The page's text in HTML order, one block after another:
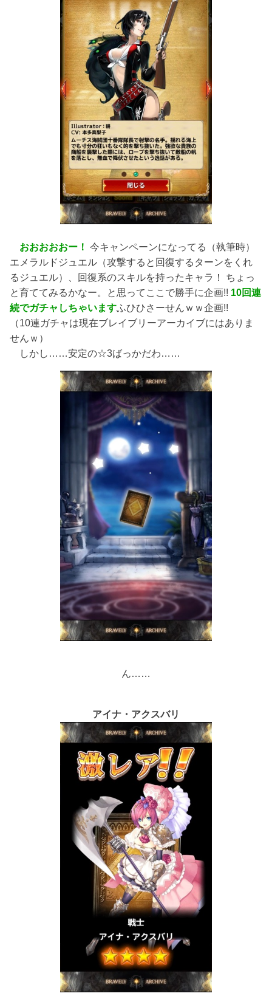
おおおおおー！ 今キャンペーンになってる（執筆時）
エメラルドジュエル（攻撃すると回復するターンをくれ
るジュエル）、回復系のスキルを持ったキャラ！ ちょっ
と育ててみるかなー。と思ってここで勝手に企画!! 10回連
続でガチャしちゃいますふひひさーせんｗｗ企画!!
（10連ガチャは現在ブレイブリーアーカイブにはありま
せんｗ）
しかし……安定の☆3ばっかだわ……
ん……
アイナ・アクスバリ